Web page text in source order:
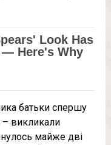
батьки спершу
– викликали
майже дві